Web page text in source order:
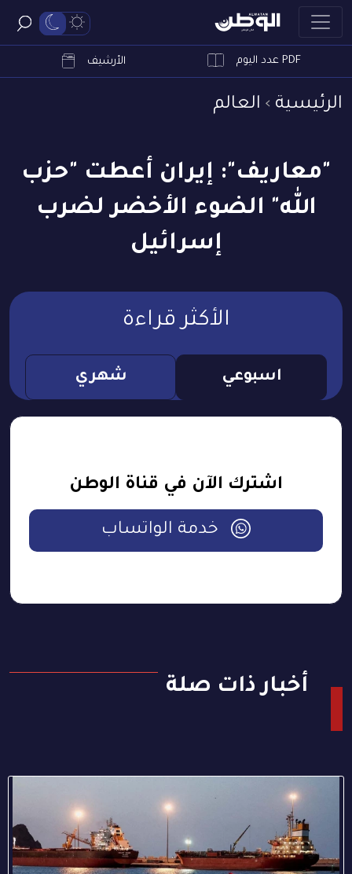
PDF عدد اليوم الأرشيف
الرئيسية العالم
"معاريف": إيران أعطت "حزب
الله" الضوء الأخضر لضرب
إسرائيل
الأكثر قراءة
اسبوعي شهري
اشترك الآن في قناة الوطن
خدمة الواتساب
أخبار ذات صلة